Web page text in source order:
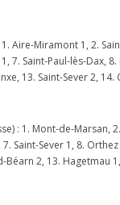
Aire-Miramont 1, 2.
7. Saint-Paul-lès-Dax,
13. Saint-Sever 2,
: 1. Mont-de-Marsan,
Saint-Sever 1, 8.
2, 13. Hagetmau